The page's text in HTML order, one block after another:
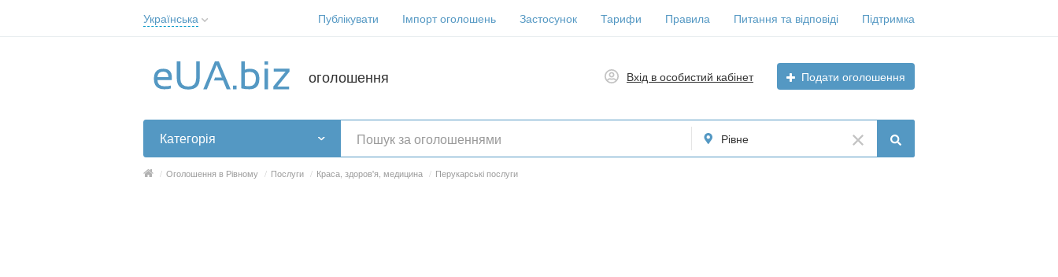
Українська
Українська
Публікувати Імпорт оголошень Застосунок Тарифи Правила Питання та відповіді Підтримка
оголошення Вхід в особистий кабінет Подати оголошення
Категорія Рівне
/ Оголошення в Рівному / Послуги / Краса, здоров'я, медицина / Перукарські послуги